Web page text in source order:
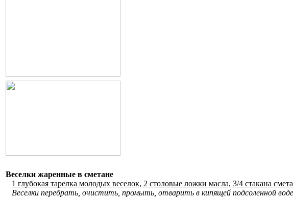
Веселки жаренные в сметане
1 глубокая тарелка молодых веселок, 2 столовые ложки масла, 3/4 стакана
Веселки перебрать, очистить, промыть, отварить в кипящей подсоленной